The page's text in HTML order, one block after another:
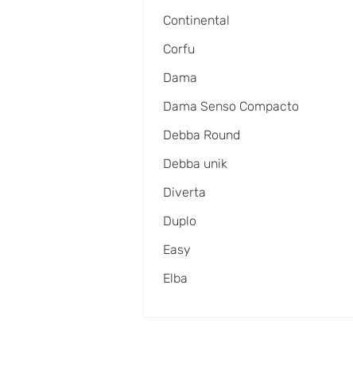
Continental
Corfu
Dama
Dama Senso Compacto
Debba Round
Debba unik
Diverta
Duplo
Easy
Elba